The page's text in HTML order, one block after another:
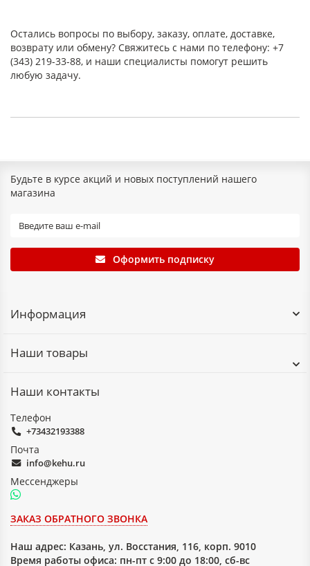
Остались вопросы по выбору, заказу, оплате, доставке,
возврату или обмену? Свяжитесь с нами по телефону: +7
(343) 219-33-88, и наши специалисты помогут решить
любую задачу.
Будьте в курсе акций и новых поступлений нашего
магазина
Оформить подписку
Информация
Наши товары
Наши контакты
Телефон
+73432193388
Почта
info@kehu.ru
Мессенджеры
ЗАКАЗ ОБРАТНОГО ЗВОНКА
Наш адрес: Казань, ул. Восстания, 116, корп. 9010
Время работы офиса: пн-пт с 9:00 до 18:00, сб-вс